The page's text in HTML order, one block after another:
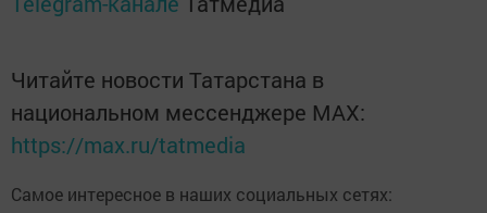
Читайте новости Татарстана в
национальном мессенджере MАХ:
https://max.ru/tatmedia
Самое интересное в наших социальных сетях: